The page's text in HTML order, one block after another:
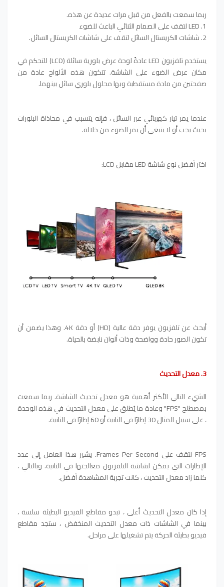
ربما سمعت بالفعل من قبل مرات عديدة عن هذه.
1. LED لتقف على الصمام الثنائي الباعث للضوء
2. شاشات الكريستال السائل لتقف على شاشات الكريستال السائل.
يستخدم تلفزيون LED عادةً لوحة عرض بلورية سائلة (LCD) للتحكم في
مكان عرض الضوء على الشاشة. تتكون هذه الألواح عادة من
صفحتين من مادة مستقطبة وبها محلول بلوري سائل بينهما.
عندما يمر تيار كهربائي عبر السائل ، فإنه يتسبب في محاذاة البلورات
بحيث يجب أو لا ينبغي أن يمر الضوء من خلاله.
اختر أفضل نوع شاشة LED مقابل LCD:
أبحث عن تلفزيون يوفر دقة عالية (HD) أو دقة 4K. وهذا يضمن أن
تكون الصور حادة وواضحة وذات ألوان نابضة بالحياة.
3. معدل التحديث
الشيء التالي الأكثر أهمية هو معدل تحديث الشاشة. ربما سمعت
بمصطلح "FPS" وعادة ما يُطلق على معدل التحديث في هذه الوحدة
، على سبيل المثال 30 إطارًا في الثانية أو 60 إطارًا في الثانية.
FPS لتقف على Frames Per Second. يشير هذا العامل إلى عدد
الإطارات التي يمكن لشاشة التلفزيون معالجتها في الثانية. وبالتالي ،
كلما زاد معدل التحديث ، كانت تجربة المشاهدة أفضل.
إذا كان معدل التحديث أعلى ، تبدو مقاطع الفيديو البطيئة سلسة ،
بينما في الشاشات ذات معدل التحديث المنخفض ، ستجد مقاطع
فيديو بطيئة الحركة يتم تشغيلها على مراحل.